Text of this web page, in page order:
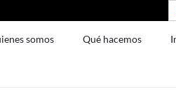
somos Qué hacemos